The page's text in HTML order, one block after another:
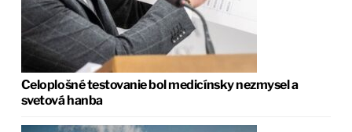
Celoplošné testovanie bol medicínsky nezmysel a
svetová hanba